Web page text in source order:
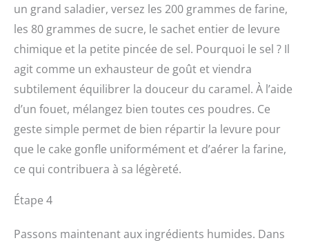
un grand saladier, versez les 200 grammes de farine,
les 80 grammes de sucre, le sachet entier de levure
chimique et la petite pincée de sel. Pourquoi le sel ? Il
agit comme un exhausteur de goût et viendra
subtilement équilibrer la douceur du caramel. À l’aide
d’un fouet, mélangez bien toutes ces poudres. Ce
geste simple permet de bien répartir la levure pour
que le cake gonfle uniformément et d’aérer la farine,
ce qui contribuera à sa légèreté.
Étape 4
Passons maintenant aux ingrédients humides. Dans